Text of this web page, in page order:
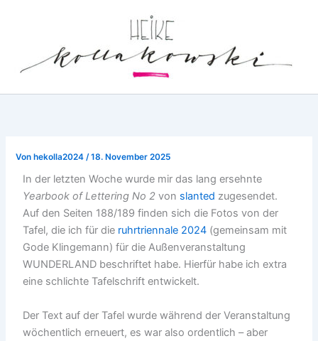
Von hekolla2024/18. November 2025
In der letzten Woche wurde mir das lang ersehnte
Yearbook of Lettering No 2 von slanted zugesendet.
Auf den Seiten 188/189 finden sich die Fotos von der
Tafel, die ich für die ruhrtriennale 2024 (gemeinsam mit
Gode Klingemann) für die Außenveranstaltung
WUNDERLAND beschriftet habe. Hierfür habe ich extra
eine schlichte Tafelschrift entwickelt.
Der Text auf der Tafel wurde während der Veranstaltung
wöchentlich erneuert, es war also ordentlich – aber